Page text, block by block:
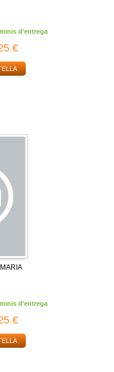
d'entrega
€
d'entrega
€